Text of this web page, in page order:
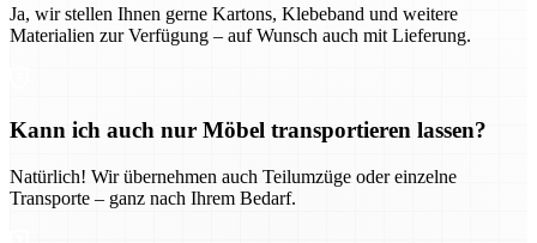
Ja, wir stellen Ihnen gerne Kartons, Klebeband und weitere
Materialien zur Verfügung – auf Wunsch auch mit Lieferung.
Kann ich auch nur Möbel transportieren lassen?
Natürlich! Wir übernehmen auch Teilumzüge oder einzelne
Transporte – ganz nach Ihrem Bedarf.